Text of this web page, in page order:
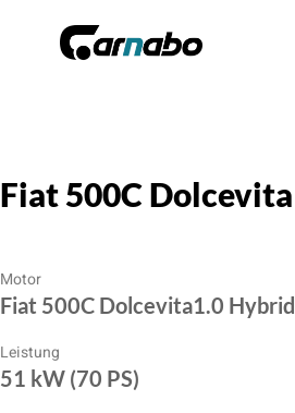
Fiat 500C Dolcevita
Motor
Fiat 500C Dolcevita1.0 Hybrid
Leistung
51 kW (70 PS)